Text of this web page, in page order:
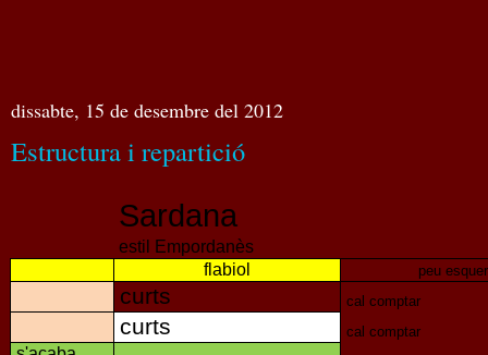
dissabte, 15 de desembre del 2012
Estructura i repartició
Sardana
estil Empordanès
flabiol
peu
curts cal comptar
curts cal comptar